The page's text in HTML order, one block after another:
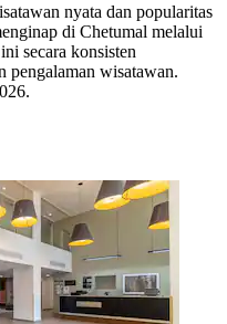
nyata dan popularitas
di Chetumal melalui
secara konsisten
pengalaman wisatawan.
.